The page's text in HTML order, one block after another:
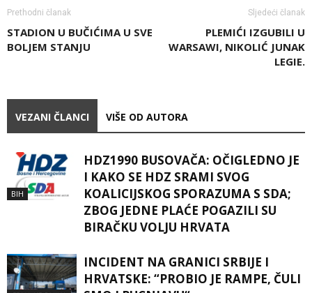
Prethodni članak
STADION U BUČIĆIMA U SVE
BOLJEM STANJU
Sljedeći članak
PLEMIĆI IZGUBILI U
WARSAWI, NIKOLIĆ JUNAK
LEGIE.
VEZANI ČLANCI VIŠE OD AUTORA
BIH
HDZ1990 BUSOVAČA: OČIGLEDNO JE
I KAKO SE HDZ SRAMI SVOG
KOALICIJSKOG SPORAZUMA S SDA;
ZBOG JEDNE PLAĆE POGAZILI SU
BIRAČKU VOLJU HRVATA
INCIDENT NA GRANICI SRBIJE I
HRVATSKE: “PROBIO JE RAMPE, ČULI